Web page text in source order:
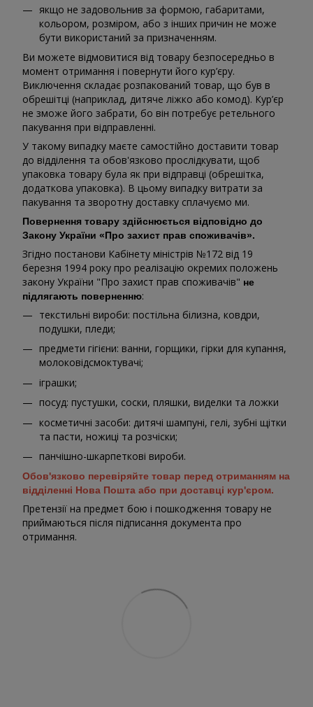
якщо не задовольнив за формою, габаритами,
кольором, розміром, або з інших причин не може
бути використаний за призначенням.
Ви можете відмовитися від товару безпосередньо в
момент отримання і повернути його кур’єру.
Виключення складає розпакований товар, що був в
обрешітці (наприклад, дитяче ліжко або комод). Кур’єр
не зможе його забрати, бо він потребує ретельного
пакування при відправленні.
У такому випадку маєте самостійно доставити товар
до відділення та обов'язково прослідкувати, щоб
упаковка товару була як при відправці (обрешітка,
додаткова упаковка). В цьому випадку витрати за
пакування та зворотну доставку сплачуємо ми.
Повернення товару здійснюється відповідно до
Закону України «Про захист прав споживачів».
Згідно постанови Кабінету міністрів №172 від 19
березня 1994 року про реалізацію окремих положень
закону України "Про захист прав споживачів" не
підлягають поверненню:
текстильні вироби: постільна білизна, ковдри,
подушки, пледи;
предмети гігієни: ванни, горщики, гірки для купання,
молоковідсмоктувачі;
іграшки;
посуд: пустушки, соски, пляшки, виделки та ложки
косметичні засоби: дитячі шампуні, гелі, зубні щітки
та пасти, ножиці та розчіски;
панчішно-шкарпеткові вироби.
Обов'язково перевіряйте товар перед отриманням на
відділенні Нова Пошта або при доставці кур'єром.
Претензії на предмет бою і пошкодження товару не
приймаються після підписання документа про
отримання.